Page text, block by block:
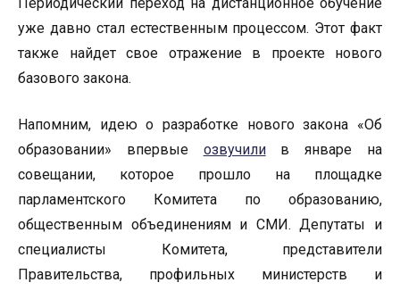
уже давно стал естественным процессом. Этот факт
также найдет свое отражение в проекте нового
базового закона.
Напомним, идею о разработке нового закона «Об
образовании» впервые озвучилив январе на
совещании, которое прошло на площадке
парламентского Комитета по образованию,
общественным объединениям и СМИ. Депутаты и
специалисты Комитета, представители
Правительства, профильных министерств и